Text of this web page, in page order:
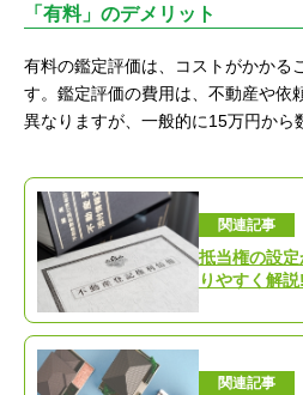
「有料」のデメリット
有料の鑑定評価は、コストがかかる
す。鑑定評価の費用は、不動産や依
異なりますが、一般的に15万円から
関連記事
抵当権の設
りやすく解説!
関連記事